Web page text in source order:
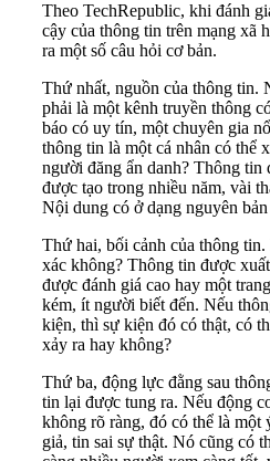
Theo TechRepublic, khi đánh
cậy của thông tin trên mạng xã
ra một số câu hỏi cơ bản.
Thứ nhất, nguồn của thông tin.
phải là một kênh truyền thông
báo có uy tín, một chuyên gia
thông tin là một cá nhân có thể
người đăng ẩn danh? Thông tin
được tạo trong nhiều năm, vài
Nội dung có ở dạng nguyên
Thứ hai, bối cảnh của thông
xác không? Thông tin được
được đánh giá cao hay một
kém, ít người biết đến. Nếu
kiện, thì sự kiện đó có thật, có
xảy ra hay không?
Thứ ba, động lực đằng sau
tin lại được tung ra. Nếu động
không rõ ràng, đó có thể là một
giả, tin sai sự thật. Nó cũng có